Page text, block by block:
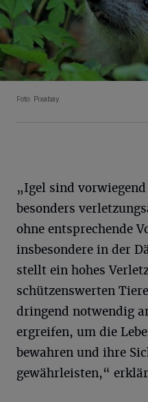
Foto: Pixabay
„Igel sind
besonders
ohne entsprechende
insbesondere in der
stellt ein hohes
schützenswerten
dringend notwendig
ergreifen, um die
bewahren und ihre
gewährleisten,“